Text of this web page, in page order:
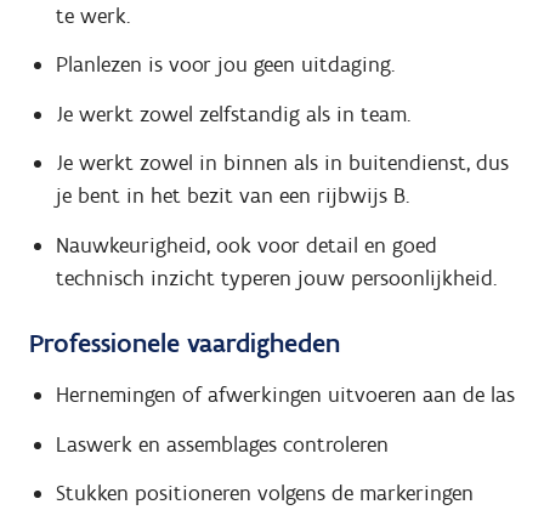
te werk.
Planlezen is voor jou geen uitdaging.
Je werkt zowel zelfstandig als in team.
Je werkt zowel in binnen als in buitendienst, dus
je bent in het bezit van een rijbwijs B.
Nauwkeurigheid, ook voor detail en goed
technisch inzicht typeren jouw persoonlijkheid.
Professionele vaardigheden
Hernemingen of afwerkingen uitvoeren aan de las
Laswerk en assemblages controleren
Stukken positioneren volgens de markeringen